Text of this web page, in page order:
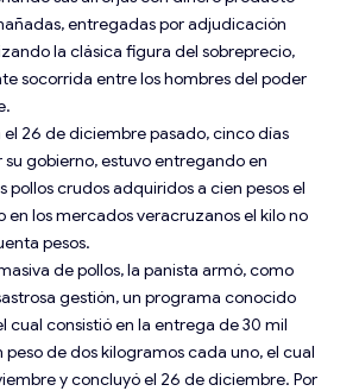
entregadas por adjudicación
la clásica figura del sobreprecio,
socorrida entre los hombres del poder
el 26 de diciembre pasado, cinco días
gobierno, estuvo entregando en
pollos crudos adquiridos a cien pesos el
los mercados veracruzanos el kilo no
pesos.
de pollos, la panista armó, como
gestión, un programa conocido
cual consistió en la entrega de 30 mil
peso de dos kilogramos cada uno, el cual
y concluyó el 26 de diciembre. Por